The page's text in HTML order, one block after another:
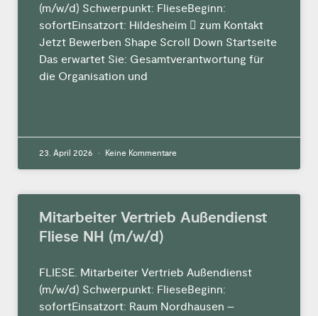
(m/w/d) Schwerpunkt: FlieseBeginn:
sofortEinsatzort: Hildesheim  zum Kontakt
Jetzt Bewerben Shape Scroll Down Startseite
Das erwartet Sie: Gesamtverantwortung für
die Organisation und
23. April 2026 Keine Kommentare
Mitarbeiter Vertrieb Außendienst
Fliese NH (m/w/d)
FLIESE. Mitarbeiter Vertrieb Außendienst
(m/w/d) Schwerpunkt: FlieseBeginn:
sofortEinsatzort: Raum Nordhausen –